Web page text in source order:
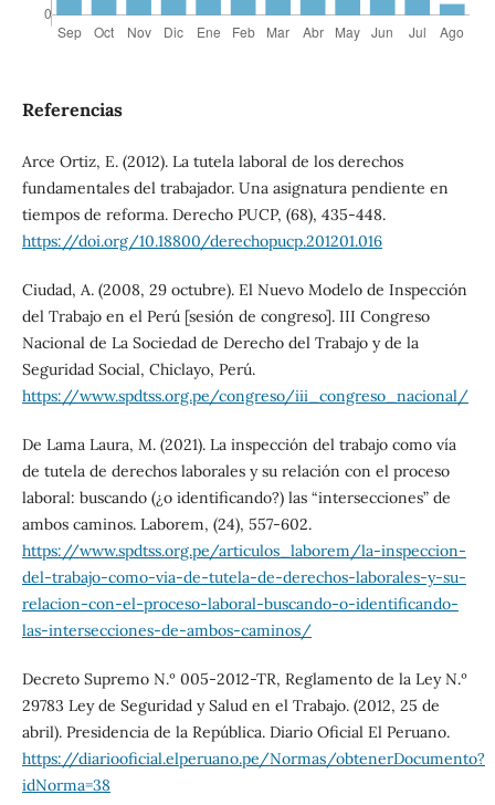
Referencias
Arce Ortiz, E. (2012). La tutela laboral de los derechos
fundamentales del trabajador. Una asignatura pendiente en
tiempos de reforma. Derecho PUCP, (68), 435-448.
https://doi.org/10.18800/derechopucp.201201.016
Ciudad, A. (2008, 29 octubre). El Nuevo Modelo de Inspección
del Trabajo en el Perú [sesión de congreso]. III Congreso
Nacional de La Sociedad de Derecho del Trabajo y de la
Seguridad Social, Chiclayo, Perú.
https://www.spdtss.org.pe/congreso/iii_congreso_nacional/
De Lama Laura, M. (2021). La inspección del trabajo como vía
de tutela de derechos laborales y su relación con el proceso
laboral: buscando (¿o identificando?) las “intersecciones” de
ambos caminos. Laborem, (24), 557-602.
https://www.spdtss.org.pe/articulos_laborem/la-inspeccion-
del-trabajo-como-via-de-tutela-de-derechos-laborales-y-su-
relacion-con-el-proceso-laboral-buscando-o-identificando-
las-intersecciones-de-ambos-caminos/
Decreto Supremo N.º 005-2012-TR, Reglamento de la Ley N.º
29783 Ley de Seguridad y Salud en el Trabajo. (2012, 25 de
abril). Presidencia de la República. Diario Oficial El Peruano.
https://diariooficial.elperuano.pe/Normas/obtenerDocumento?
idNorma=38